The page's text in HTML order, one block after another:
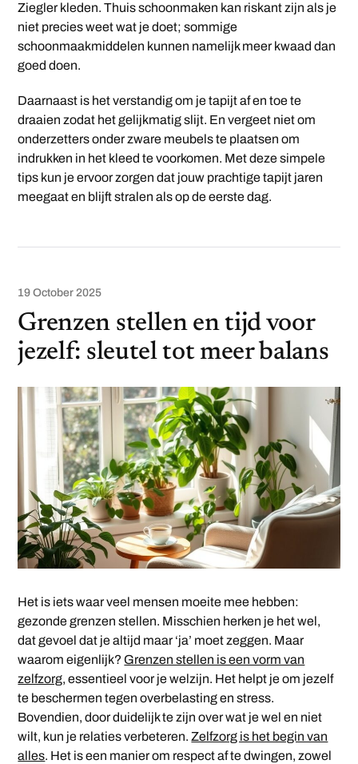
Ziegler kleden. Thuis schoonmaken kan riskant zijn als je
niet precies weet wat je doet; sommige
schoonmaakmiddelen kunnen namelijk meer kwaad dan
goed doen.
Daarnaast is het verstandig om je tapijt af en toe te
draaien zodat het gelijkmatig slijt. En vergeet niet om
onderzetters onder zware meubels te plaatsen om
indrukken in het kleed te voorkomen. Met deze simpele
tips kun je ervoor zorgen dat jouw prachtige tapijt jaren
meegaat en blijft stralen als op de eerste dag.
19 October 2025
Grenzen stellen en tijd voor
jezelf: sleutel tot meer balans
Het is iets waar veel mensen moeite mee hebben:
gezonde grenzen stellen. Misschien herken je het wel,
dat gevoel dat je altijd maar ‘ja’ moet zeggen. Maar
waarom eigenlijk? Grenzen stellen is een vorm van
zelfzorg, essentieel voor je welzijn. Het helpt je om jezelf
te beschermen tegen overbelasting en stress.
Bovendien, door duidelijk te zijn over wat je wel en niet
wilt, kun je relaties verbeteren. Zelfzorg is het begin van
alles. Het is een manier om respect af te dwingen, zowel